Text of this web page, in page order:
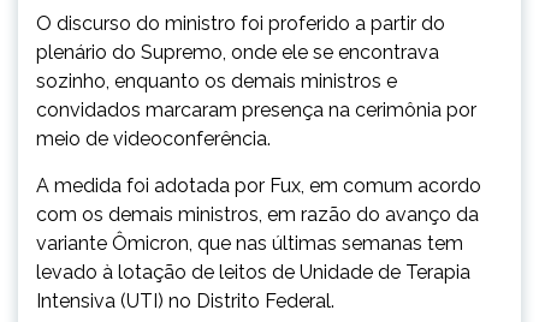
O discurso do ministro foi proferido a partir do
plenário do Supremo, onde ele se encontrava
sozinho, enquanto os demais ministros e
convidados marcaram presença na cerimônia por
meio de videoconferência.
A medida foi adotada por Fux, em comum acordo
com os demais ministros, em razão do avanço da
variante Ômicron, que nas últimas semanas tem
levado à lotação de leitos de Unidade de Terapia
Intensiva (UTI) no Distrito Federal.